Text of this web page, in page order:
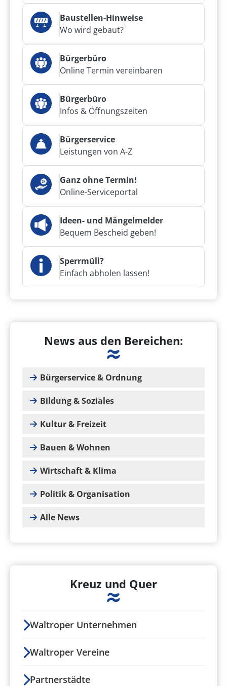
Baustellen-Hinweise
Wo wird gebaut?
Bürgerbüro
Online Termin vereinbaren
Bürgerbüro
Infos & Öffnungszeiten
Bürgerservice
Leistungen von A-Z
Ganz ohne Termin!
Online-Serviceportal
Ideen- und Mängelmelder
Bequem Bescheid geben!
Sperrmüll?
Einfach abholen lassen!
News aus den Bereichen:
Bürgerservice & Ordnung
Bildung & Soziales
Kultur & Freizeit
Bauen & Wohnen
Wirtschaft & Klima
Politik & Organisation
Alle News
Kreuz und Quer
Waltroper Unternehmen
Waltroper Vereine
Partnerstädte